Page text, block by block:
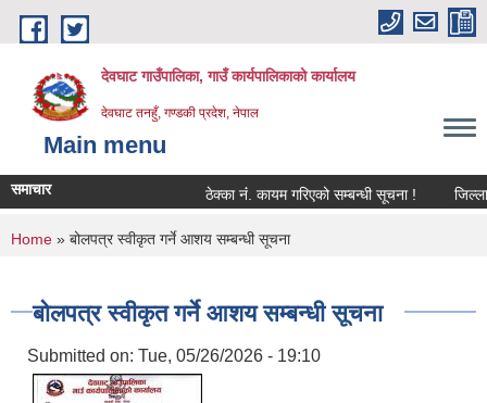
Skip to main content
देवघाट गाउँपालिका, गाउँ कार्यपालिकाको कार्यालय
देवघाट तनहुँ, गण्डकी प्रदेश, नेपाल
Main menu
समाचार ठेक्का नंं. कायम गरिएको सम्बन्धी सूचना ! जिल्ला
You are here
Home » बोलपत्र स्वीकृत गर्ने आशय सम्बन्धी सूचना
बोलपत्र स्वीकृत गर्ने आशय सम्बन्धी सूचना
Submitted on: Tue, 05/26/2026 - 19:10